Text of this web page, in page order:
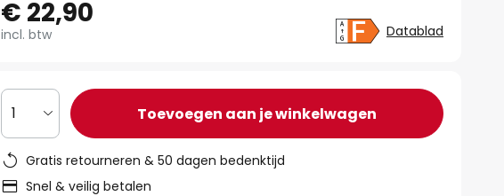
€ 22,90
incl. btw Datablad
1 Toevoegen aan je winkelwagen
Gratis retourneren & 50 dagen bedenktijd
Snel & veilig betalen